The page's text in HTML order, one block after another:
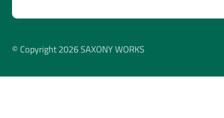
© Copyright 2026 SAXONY WORKS